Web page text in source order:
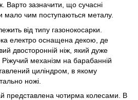
Варто зазначити, що сучасні
мало чим поступаються металу.
від типу газонокосарки.
електро оснащена декою, де
двосторонній ніж, який дуже
механізм на барабанній
циліндром, в якому
ножі.
представлена чотирма колесами. В